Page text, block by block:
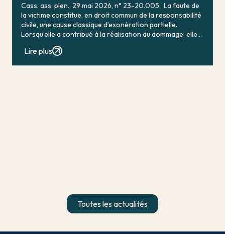
Cass. ass. plen., 29 mai 2026, n° 23-20.005 La faute de
la victime constitue, en droit commun de la responsabilité
civile, une cause classique d’exonération partielle.
Lorsqu’elle a contribué à la réalisation du dommage, elle
conduit en principe à […]
Lire plus
Toutes les actualités